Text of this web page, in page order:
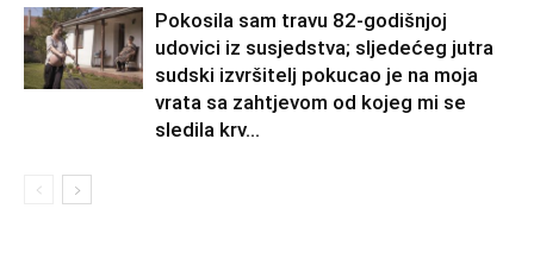
Pokosila sam travu 82-godišnjoj
udovici iz susjedstva; sljedećeg jutra
sudski izvršitelj pokucao je na moja
vrata sa zahtjevom od kojeg mi se
sledila krv...